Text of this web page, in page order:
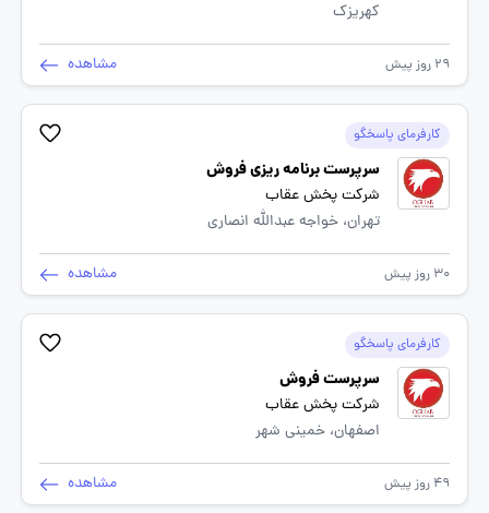
کهریزک
29 روز پیش مشاهده
کارفرمای پاسخگو
سرپرست برنامه ریزی فروش
شرکت پخش عقاب
تهران، خواجه عبدالله انصاری
30 روز پیش مشاهده
کارفرمای پاسخگو
سرپرست فروش
شرکت پخش عقاب
اصفهان، خمینی شهر
49 روز پیش مشاهده